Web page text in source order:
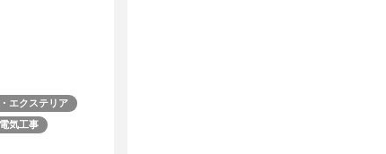
エクステリア
電気工事